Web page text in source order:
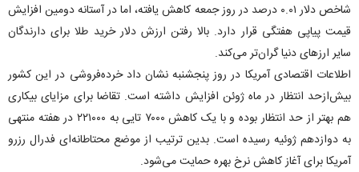
شاخص دلار ۰.۰۱ درصد در روز جمعه کاهش یافته، اما در آستانه دومین افزایش
قیمت پیاپی هفتگی قرار دارد. بالا رفتن ارزش دلار خرید طلا برای دارندگان
سایر ارز‌های دنیا گران‌تر می‌کند.
اطلاعات اقتصادی آمریکا در روز پنجشنبه نشان داد خرده‌فروشی در این کشور
بیش‌ازحد انتظار در ماه ژوئن افزایش داشته است. تقاضا برای مزایای بیکاری
هم بهتر از حد انتظار بوده و با یک کاهش ۷۰۰۰ تایی به ۲۲۱۰۰۰ در هفته منتهی
به دوازدهم ژوئیه رسیده است. بدین ترتیب از موضع محتاطانه‌ای فدرال رزرو
آمریکا برای آغاز کاهش نرخ بهره حمایت می‌شود.